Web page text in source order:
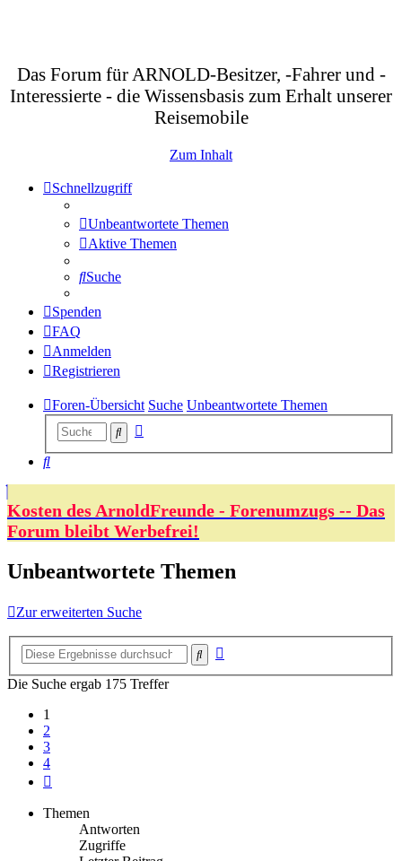
Das Forum für ARNOLD-Besitzer, -Fahrer und -
Interessierte - die Wissensbasis zum Erhalt unserer
Reisemobile
Zum Inhalt
Schnellzugriff
Unbeantwortete Themen
Aktive Themen
Suche
Spenden
FAQ
Anmelden
Registrieren
Foren-Übersicht Suche Unbeantwortete Themen
Suche
Suche
Kosten des ArnoldFreunde - Forenumzugs -- Das
Forum bleibt Werbefrei!
Unbeantwortete Themen
Zur erweiterten Suche
Suche
Die Suche ergab 175 Treffer
1
2
3
4
Themen
Antworten
Zugriffe